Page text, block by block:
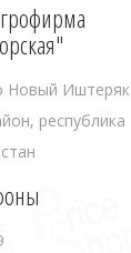
Новый Иштеряк
республика